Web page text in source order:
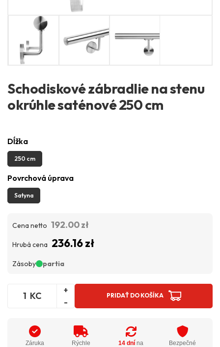
Schodiskové zábradlie na stenu
okrúhle saténové 250 cm
Dĺžka
250 cm
Povrchová úprava
Satyna
Cena netto 192.00 zł
Hrubá cena 236.16 zł
Zásoby partia
KC
+
-
PRIDAŤ DO KOŠÍKA
Záruka
Rýchle
14 dní na
Bezpečné